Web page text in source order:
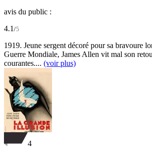
avis du public :
4.1 /5
1919. Jeune sergent décoré pour sa bravoure
Guerre Mondiale, James Allen vit mal son
courantes.... (voir plus)
4